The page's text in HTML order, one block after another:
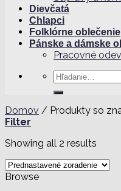
Dievčatá
Chlapci
Folklórne oblečenie
Pánske a dámske
Pracovné
Hľadať:
Domov / Produkty so
Filter
Showing all 2 results
Browse